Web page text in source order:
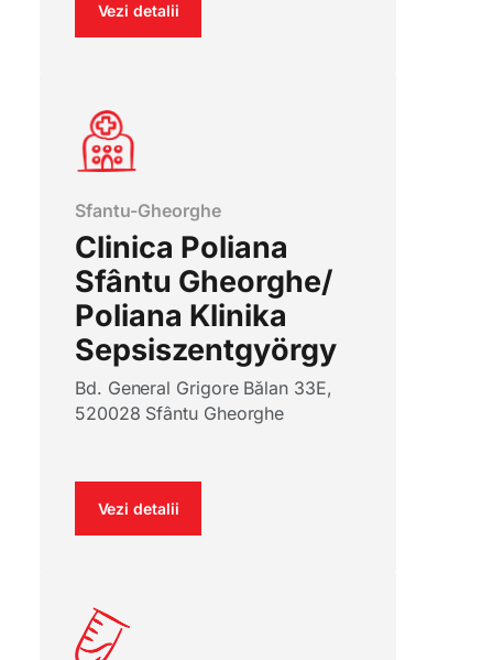
Vezi detalii
Sfantu-Gheorghe
Clinica Poliana
Sfântu Gheorghe/
Poliana Klinika
Sepsiszentgyörgy
Bd. General Grigore Bălan 33E,
520028 Sfântu Gheorghe
Vezi detalii